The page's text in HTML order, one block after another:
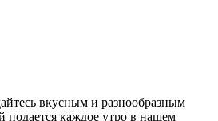
вкусным и разнообразным
подается каждое утро в нашем